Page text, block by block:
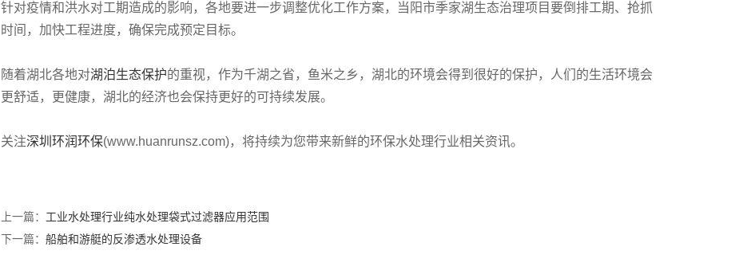
针对疫情和洪水对工期造成的影响，各地要进一步调整优化工作方案，当阳市季家湖生态治理项目要倒排工期、抢抓
时间，加快工程进度，确保完成预定目标。
随着湖北各地对湖泊生态保护的重视，作为千湖之省，鱼米之乡，湖北的环境会得到很好的保护，人们的生活环境会
更舒适，更健康，湖北的经济也会保持更好的可持续发展。
关注深圳环润环保(www.huanrunsz.com)，将持续为您带来新鲜的环保水处理行业相关资讯。
上一篇： 工业水处理行业纯水处理袋式过滤器应用范围
下一篇： 船舶和游艇的反渗透水处理设备